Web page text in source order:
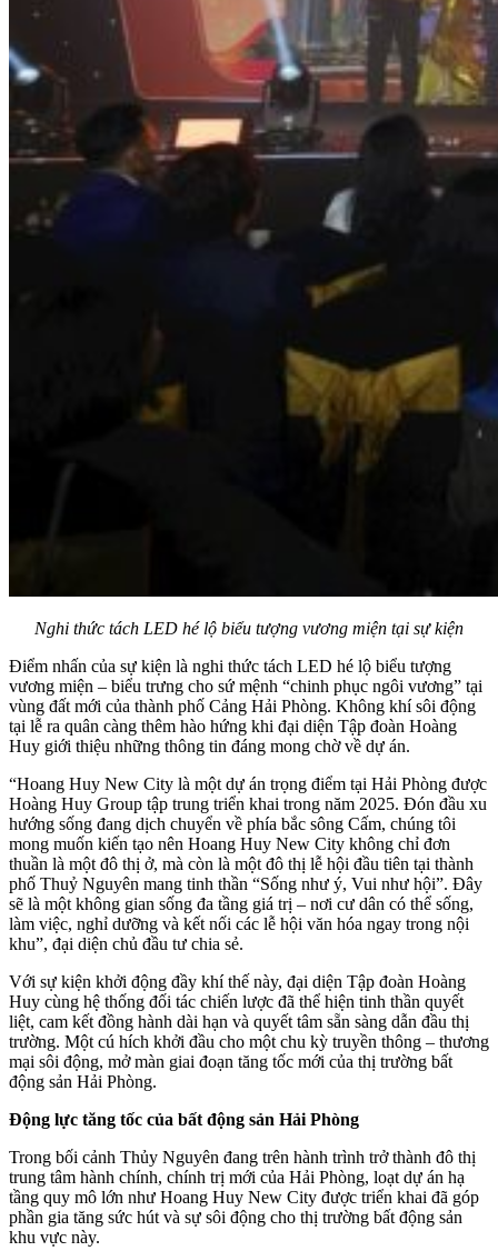
Nghi thức tách LED hé lộ biểu tượng vương miện tại sự kiện
Điểm nhấn của sự kiện là nghi thức tách LED hé lộ biểu tượng
vương miện – biểu trưng cho sứ mệnh “chinh phục ngôi vương” tại
vùng đất mới của thành phố Cảng Hải Phòng. Không khí sôi động
tại lễ ra quân càng thêm hào hứng khi đại diện Tập đoàn Hoàng
Huy giới thiệu những thông tin đáng mong chờ về dự án.
“Hoang Huy New City là một dự án trọng điểm tại Hải Phòng được
Hoàng Huy Group tập trung triển khai trong năm 2025. Đón đầu xu
hướng sống đang dịch chuyển về phía bắc sông Cấm, chúng tôi
mong muốn kiến tạo nên Hoang Huy New City không chỉ đơn
thuần là một đô thị ở, mà còn là một đô thị lễ hội đầu tiên tại thành
phố Thuỷ Nguyên mang tinh thần “Sống như ý, Vui như hội”. Đây
sẽ là một không gian sống đa tầng giá trị – nơi cư dân có thể sống,
làm việc, nghỉ dưỡng và kết nối các lễ hội văn hóa ngay trong nội
khu”, đại diện chủ đầu tư chia sẻ.
Với sự kiện khởi động đầy khí thế này, đại diện Tập đoàn Hoàng
Huy cùng hệ thống đối tác chiến lược đã thể hiện tinh thần quyết
liệt, cam kết đồng hành dài hạn và quyết tâm sẵn sàng dẫn đầu thị
trường. Một cú hích khởi đầu cho một chu kỳ truyền thông – thương
mại sôi động, mở màn giai đoạn tăng tốc mới của thị trường bất
động sản Hải Phòng.
Động lực tăng tốc của bất động sản Hải Phòng
Trong bối cảnh Thủy Nguyên đang trên hành trình trở thành đô thị
trung tâm hành chính, chính trị mới của Hải Phòng, loạt dự án hạ
tầng quy mô lớn như Hoang Huy New City được triển khai đã góp
phần gia tăng sức hút và sự sôi động cho thị trường bất động sản
khu vực này.